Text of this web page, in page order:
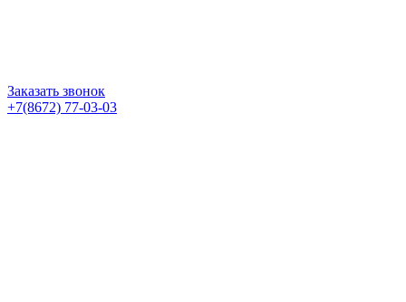
Заказать звонок
+7(8672) 77-03-03